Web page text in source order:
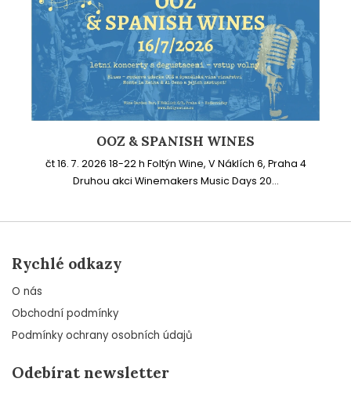
OOZ & SPANISH WINES
čt 16. 7. 2026 18-22 h Foltýn Wine, V Náklích 6, Praha 4
Druhou akci Winemakers Music Days 20...
Rychlé odkazy
O nás
Obchodní podmínky
Podmínky ochrany osobních údajů
Odebírat newsletter